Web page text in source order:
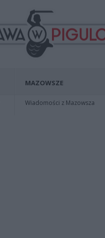
MAZOWSZE
Wiadomości z Mazowsza